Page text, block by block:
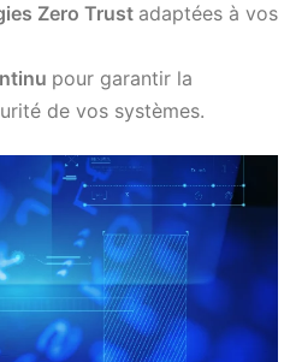
Zero Trust adaptées à vos
pour garantir la
de vos systèmes.